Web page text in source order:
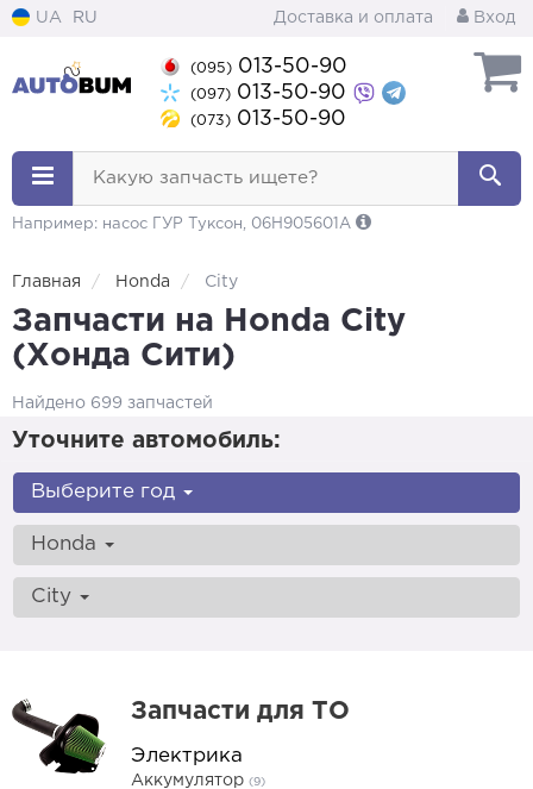
UA RU Доставка и оплата Вход
(095) 013-50-90
(097) 013-50-90
(073) 013-50-90
Какую запчасть ищете?
Например: насос ГУР Туксон, 06H905601A
Главная Honda City
Запчасти на Honda City
(Хонда Сити)
Найдено 699 запчастей
Уточните автомобиль:
Выберите год
Honda
City
Запчасти для ТО
Электрика
Аккумулятор (9)